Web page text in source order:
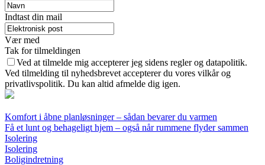
Indtast din mail
Vær med
Tak for tilmeldingen
Ved at tilmelde mig accepterer jeg sidens regler og datapolitik.
Ved tilmelding til nyhedsbrevet accepterer du vores vilkår og
privatlivspolitik. Du kan altid afmelde dig igen.
Komfort i åbne planløsninger – sådan bevarer du varmen
Få et lunt og behageligt hjem – også når rummene flyder sammen
Isolering
Isolering
Boligindretning